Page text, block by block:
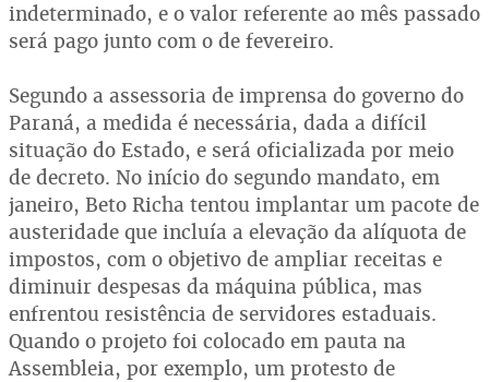
indeterminado, e o valor referente ao mês passado
será pago junto com o de fevereiro.
Segundo a assessoria de imprensa do governo do
Paraná, a medida é necessária, dada a difícil
situação do Estado, e será oficializada por meio
de decreto. No início do segundo mandato, em
janeiro, Beto Richa tentou implantar um pacote de
austeridade que incluía a elevação da alíquota de
impostos, com o objetivo de ampliar receitas e
diminuir despesas da máquina pública, mas
enfrentou resistência de servidores estaduais.
Quando o projeto foi colocado em pauta na
Assembleia, por exemplo, um protesto de